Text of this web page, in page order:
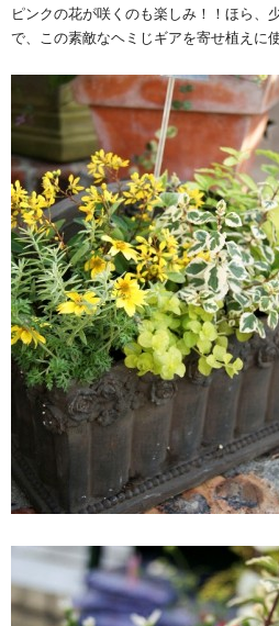
ピンクの花が咲くのも楽しみ！！ほら、
で、この素敵なヘミじギアを寄せ植えに